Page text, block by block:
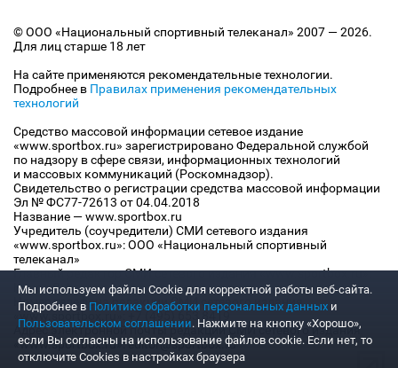
© ООО «Национальный спортивный телеканал» 2007 — 2026.
Для лиц старше 18 лет
На сайте применяются рекомендательные технологии.
Подробнее в Правилах применения рекомендательных
технологий
Средство массовой информации сетевое издание
«www.sportbox.ru» зарегистрировано Федеральной службой
по надзору в сфере связи, информационных технологий
и массовых коммуникаций (Роскомнадзор).
Свидетельство о регистрации средства массовой информации
Эл № ФС77-72613 от 04.04.2018
Название — www.sportbox.ru
Учредитель (соучредители) СМИ сетевого издания
«www.sportbox.ru»: ООО «Национальный спортивный
телеканал»
Главный редактор СМИ сетевого издания «www.sportbox.ru»:
Конов В.А.
Номер телефона редакции СМИ сетевого издания
«www.sportbox.ru»: +7 (495) 653 8419
Адрес электронной почты редакции СМИ сетевого издания
«www.sportbox.ru»: editor@sportbox.ru
Мы используем файлы Сookie для корректной работы веб-сайта.
Подробнее в Политике обработки персональных данных и
Пользовательском соглашении. Нажмите на кнопку «Хорошо»,
если Вы согласны на использование файлов cookie. Если нет, то
отключите Cookies в настройках браузера